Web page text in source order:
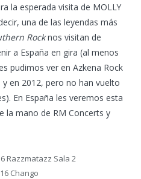
la esperada visita de MOLLY
una de las leyendas más
Rocknos visitan de
a España en gira (al menos
pudimos ver en Azkena Rock
en 2012, pero no han vuelto
En España les veremos esta
la mano de RM Concerts y
Razzmatazz Sala 2
Chango